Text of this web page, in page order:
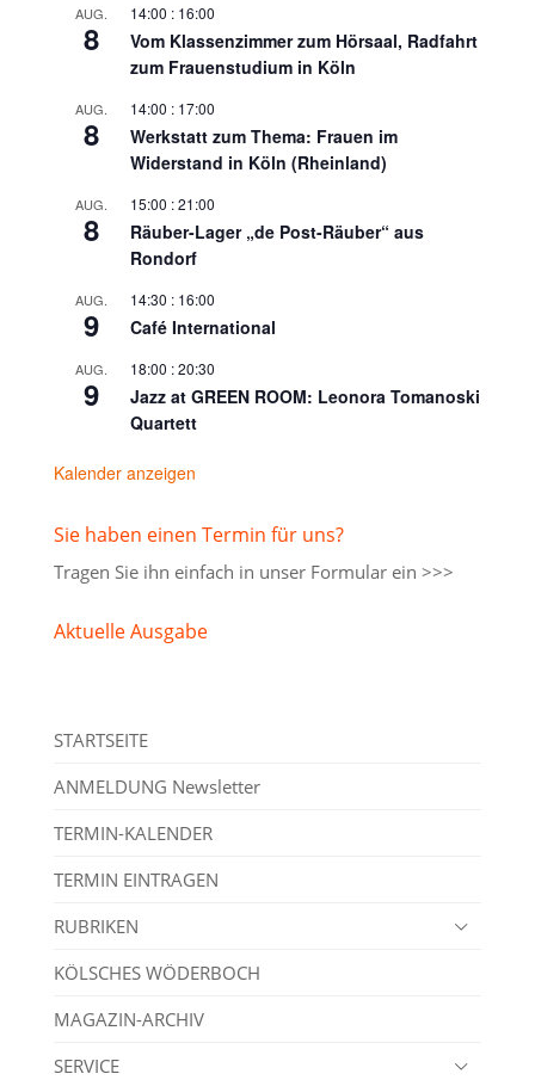
AUG.
8
14:00 : 16:00
Vom Klassenzimmer zum Hörsaal, Radfahrt
zum Frauenstudium in Köln
AUG.
8
14:00 : 17:00
Werkstatt zum Thema: Frauen im
Widerstand in Köln (Rheinland)
AUG.
8
15:00 :21:00
Räuber-Lager „de Post-Räuber“ aus
Rondorf
AUG.
9
14:30 : 16:00
Café International
AUG.
9
18:00 :20:30
Jazz at GREEN ROOM: Leonora Tomanoski
Quartett
Kalender anzeigen
Sie haben einen Termin für uns?
Tragen Sie ihn einfach in unser Formular ein >>>
Aktuelle Ausgabe
STARTSEITE
ANMELDUNG Newsletter
TERMIN-KALENDER
TERMIN EINTRAGEN
RUBRIKEN
KÖLSCHES WÖDERBOCH
MAGAZIN-ARCHIV
SERVICE